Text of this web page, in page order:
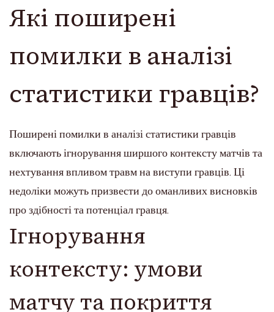
Які поширені
помилки в аналізі
статистики гравців?
Поширені помилки в аналізі статистики гравців
включають ігнорування ширшого контексту матчів та
нехтування впливом травм на виступи гравців. Ці
недоліки можуть призвести до оманливих висновків
про здібності та потенціал гравця.
Ігнорування
контексту: умови
матчу та покриття